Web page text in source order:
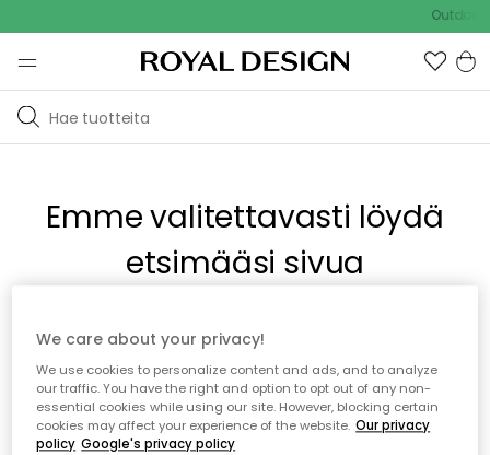
Outdoor
Emme valitettavasti löydä
etsimääsi sivua
Tämä voi johtua siitä, että sivua ei enää ole tai siitä, että se
on siirretty muualle. Pahoittelemme tästä mahdollisesti
aiheutunutta häiriötä. Voit kokeilla uudelleen yllä olevasta
valikosta tai siirtyä takaisin aloitussivustolle.
We care about your privacy!
We use cookies to personalize content and ads, and to analyze
our traffic. You have the right and option to opt out of any non-
essential cookies while using our site. However, blocking certain
cookies may affect your experience of the website. Our privacy
policy Google's privacy policy